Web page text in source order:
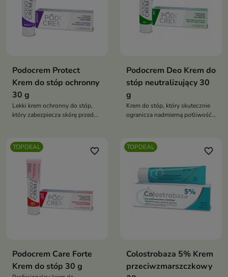
Podocrem Protect
Krem do stóp ochronny
30 g
Lekki krem ochronny do stóp,
który zabezpiecza skórę przed
Podocrem Deo Krem do
stóp neutralizujący 30
g
Krem do stóp, który skutecznie
ogranicza nadmierną potliwość i
pielęgnując skórę
TOPDEAL favorite_border
Podocrem Care Forte
Krem do stóp 30 g
TOPDEAL favorite_border
Colostrobaza 5% Krem
przeciwzmarszczkowy